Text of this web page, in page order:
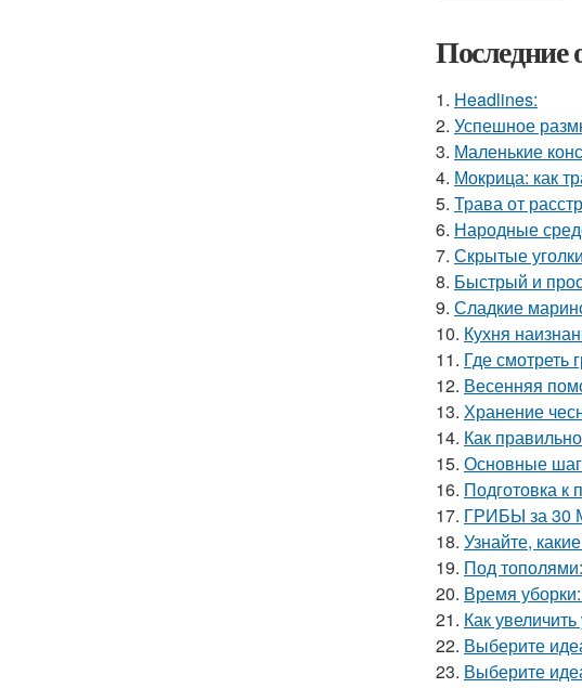
Последние
1. Headlines:
2. Успешное
3. Маленькие
4. Мокрица: как
5. Трава от
6. Народные
7. Скрытые
8. Быстрый и
9. Сладкие
10. Кухня
11. Где смотреть
12. Весенняя
13. Хранение
14. Как
15. Основные
16. Подготовка к
17. ГРИБЫ за 30
18. Узнайте,
19. Под
20. Время уборки:
21. Как
22. Выберите
23. Выберите